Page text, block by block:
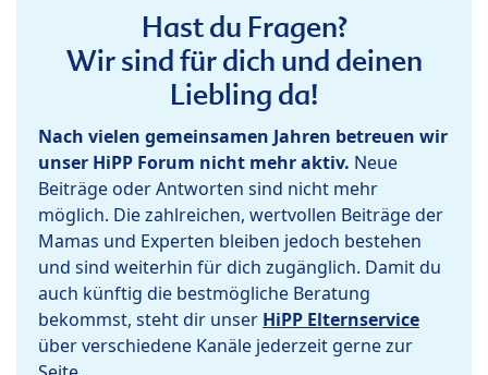
Hast du Fragen?
Wir sind für dich und deinen
Liebling da!
Nach vielen gemeinsamen Jahren betreuen wir
unser HiPP Forum nicht mehr aktiv. Neue
Beiträge oder Antworten sind nicht mehr
möglich. Die zahlreichen, wertvollen Beiträge der
Mamas und Experten bleiben jedoch bestehen
und sind weiterhin für dich zugänglich. Damit du
auch künftig die bestmögliche Beratung
bekommst, steht dir unser HiPP Elternservice
über verschiedene Kanäle jederzeit gerne zur